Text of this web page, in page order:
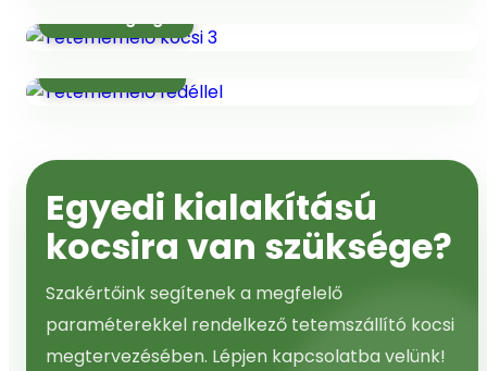
Poliamid görgők
Fedéllel szerelt
Egyedi kialakítású
kocsira van szüksége?
Szakértőink segítenek a megfelelő
paraméterekkel rendelkező tetemszállító kocsi
megtervezésében. Lépjen kapcsolatba velünk!